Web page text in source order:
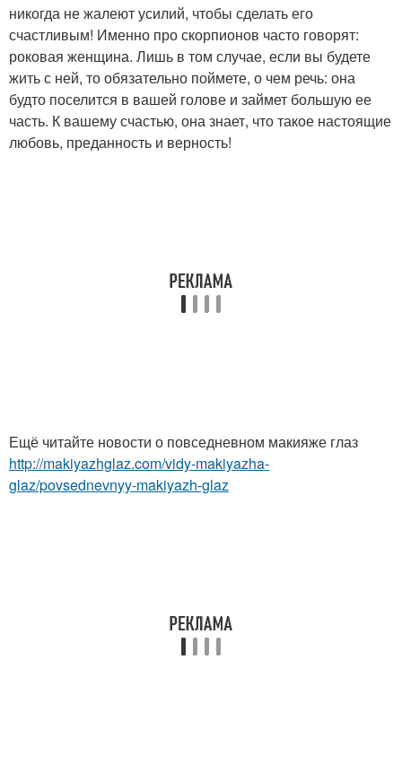
никогда не жалеют усилий, чтобы сделать его
счастливым! Именно про скорпионов часто говорят:
роковая женщина. Лишь в том случае, если вы будете
жить с ней, то обязательно поймете, о чем речь: она
будто поселится в вашей голове и займет большую ее
часть. К вашему счастью, она знает, что такое настоящие
любовь, преданность и верность!
Ещё читайте новости о повседневном макияже глаз
http://makiyazhglaz.com/vidy-makiyazha-
glaz/povsednevnyy-makiyazh-glaz